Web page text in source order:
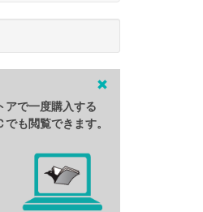
アで一度購入する
も閲覧できます。